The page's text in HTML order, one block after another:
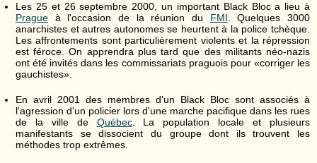
Les 25 et 26 septembre 2000, un important Black Bloc a lieu à
Prague à l'occasion de la réunion du FMI. Quelques 3000
anarchistes et autres autonomes se heurtent à la police tchèque.
Les affrontements sont particulièrement violents et la répression
est féroce. On apprendra plus tard que des militants néo-nazis
ont été invités dans les commissariats praguois pour «corriger les
gauchistes».
En avril 2001 des membres d'un Black Bloc sont associés à
l'agression d'un policier lors d'une marche pacifique dans les rues
de la ville de Québec. La population locale et plusieurs
manifestants se dissocient du groupe dont ils trouvent les
méthodes trop extrêmes.